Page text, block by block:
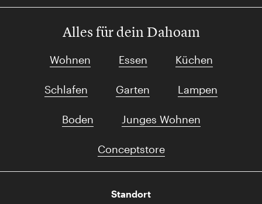
Alles für dein Dahoam
Wohnen Essen Küchen
Schlafen Garten Lampen
Boden Junges Wohnen
Conceptstore
Standort